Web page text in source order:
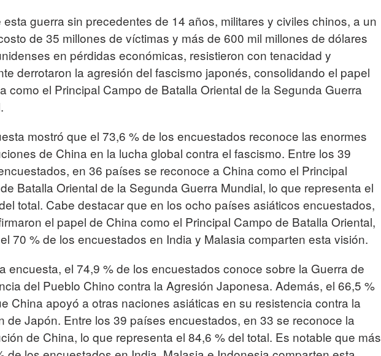
esta guerra sin precedentes de 14 años, militares y civiles chinos, a un
de 35 millones de víctimas y más de 600 mil millones de dólares
en pérdidas económicas, resistieron con tenacidad y
derrotaron la agresión del fascismo japonés, consolidando el papel
como el Principal Campo de Batalla Oriental de la Segunda Guerra
mostró que el 73,6 % de los encuestados reconoce las enormes
de China en la lucha global contra el fascismo. Entre los 39
en 36 países se reconoce a China como el Principal
Batalla Oriental de la Segunda Guerra Mundial, lo que representa el
total. Cabe destacar que en los ocho países asiáticos encuestados,
el papel de China como el Principal Campo de Batalla Oriental,
70 % de los encuestados en India y Malasia comparten esta visión.
encuesta, el 74,9 % de los encuestados conoce sobre la Guerra de
del Pueblo Chino contra la Agresión Japonesa. Además, el 66,5 %
China apoyó a otras naciones asiáticas en su resistencia contra la
de Japón. Entre los 39 países encuestados, en 33 se reconoce la
de China, lo que representa el 84,6 % del total. Es notable que más